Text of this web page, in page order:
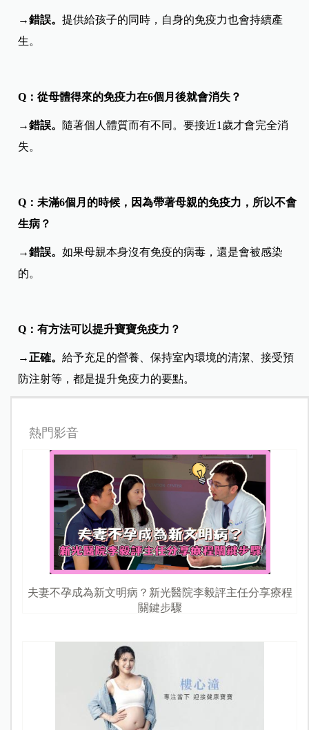
→錯誤。提供給孩子的同時，自身的免疫力也會持續產
生。
Q：從母體得來的免疫力在6個月後就會消失？
→錯誤。 隨著個人體質而有不同。要接近1歲才會完全消
失。
Q：未滿6個月的時候，因為帶著母親的免疫力，所以不會
生病？
→錯誤。如果母親本身沒有免疫的病毒，還是會被感染
的。
Q：有方法可以提升寶寶免疫力？
→ 正確。給予充足的營養、保持室內環境的清潔、接受預
防注射等，都是提升免疫力的要點。
熱門影音
夫妻不孕成為新文明病？新光醫院李毅評主任分享療程
關鍵步驟